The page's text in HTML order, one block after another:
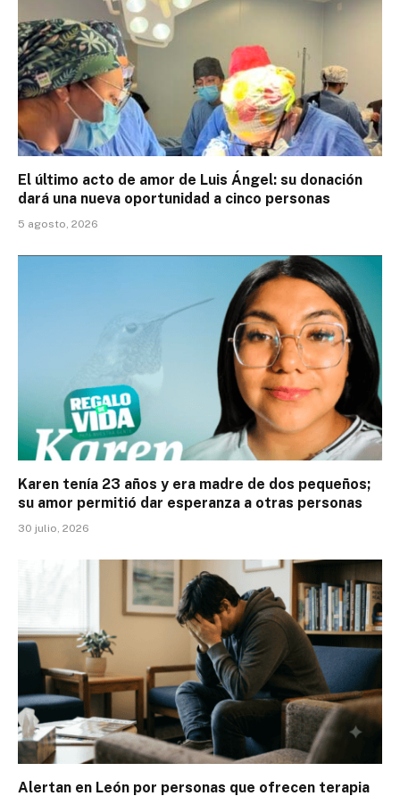
El último acto de amor de Luis Ángel: su donación
dará una nueva oportunidad a cinco personas
5 agosto, 2026
Karen tenía 23 años y era madre de dos pequeños;
su amor permitió dar esperanza a otras personas
30 julio, 2026
Alertan en León por personas que ofrecen terapia